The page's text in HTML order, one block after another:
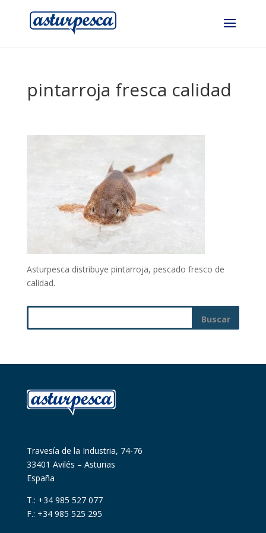
pintarroja fresca calidad
Asturpesca distribuye pintarroja, pescado fresco de
calidad.
Travesía de la Industria, 74-76
33401 Avilés – Asturias
España
T.: +34 985 527 077
F.: +34 985 525 295